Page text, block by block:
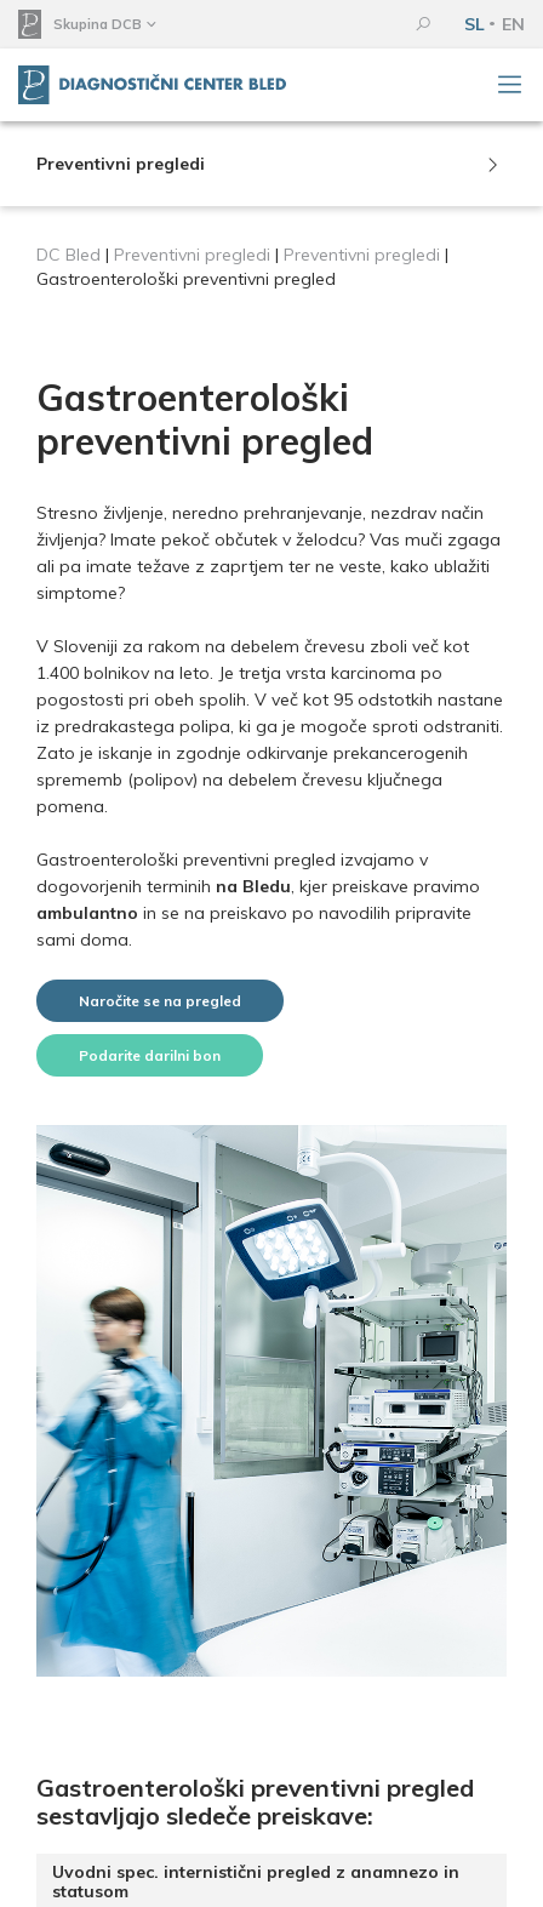
Skupina DCB SL EN
Preventivni pregledi
DC Bled | Preventivni pregledi | Preventivni pregledi |
Gastroenterološki preventivni pregled
Gastroenterološki
preventivni pregled
Stresno življenje, neredno prehranjevanje, nezdrav način
življenja? Imate pekoč občutek v želodcu? Vas muči zgaga
ali pa imate težave z zaprtjem ter ne veste, kako ublažiti
simptome?
V Sloveniji za rakom na debelem črevesu zboli več kot
1.400 bolnikov na leto. Je tretja vrsta karcinoma po
pogostosti pri obeh spolih. V več kot 95 odstotkih nastane
iz predrakastega polipa, ki ga je mogoče sproti odstraniti.
Zato je iskanje in zgodnje odkirvanje prekancerogenih
sprememb (polipov) na debelem črevesu ključnega
pomena.
Gastroenterološki preventivni pregled izvajamo v
dogovorjenih terminih na Bledu, kjer preiskave pravimo
ambulantno in se na preiskavo po navodilih pripravite
sami doma.
Naročite se na pregled
Podarite darilni bon
Gastroenterološki preventivni pregled
sestavljajo sledeče preiskave:
Uvodni spec. internistični pregled z anamnezo in
statusom